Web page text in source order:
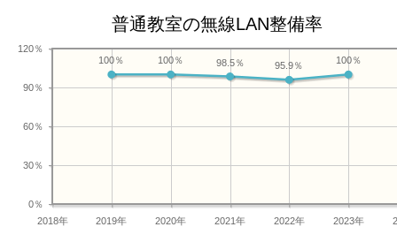
らないなどの可能性もあります
いて 学習活動でカメラを使用
います。カメラを利用する場合
うにしましょう。 ・カメラを使
る。 ・人物を撮影してよいか必
影した写真や動画は学習にのみ
普通教室の無線LAN整備率
2018年 2019年 2020年 2021年 2022年 2023年
0％
30％
60％
90％
120％
100％
95.9％
98.5％
100％
100％